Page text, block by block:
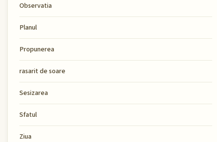
Observatia
Planul
Propunerea
rasarit de soare
Sesizarea
Sfatul
Ziua